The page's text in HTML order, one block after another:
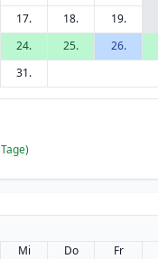
17. 18. 19.
24. 25. 26.
31.
Tage)
Mi Do Fr